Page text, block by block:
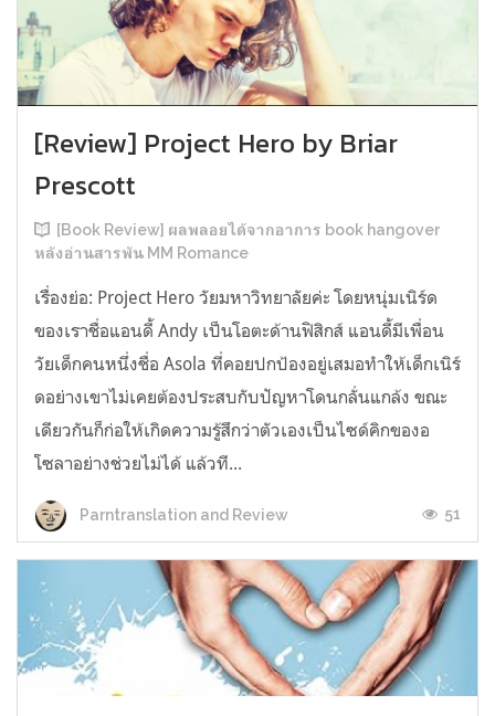
[Review] Project Hero by Briar
Prescott
[Book Review] ผลพลอยได้จากอาการ book hangover
หลังอ่านสารพัน MM Romance
เรื่องย่อ: Project Hero วัยมหาวิทยาลัยค่ะ โดยหนุ่มเนิร์ด
ของเราชื่อแอนดี้ Andy เป็นโอตะด้านฟิสิกส์ แอนดี้มีเพื่อน
วัยเด็กคนหนึ่งชื่อ Asola ที่คอยปกป้องอยู่เสมอทำให้เด็กเนิร์
ดอย่างเขาไม่เคยต้องประสบกับปัญหาโดนกลั่นแกล้ง ขณะ
เดียวกันก็ก่อให้เกิดความรู้สึกว่าตัวเองเป็นไซด์คิกของอ
โซลาอย่างช่วยไม่ได้ แล้วที...
Parntranslation and Review 51